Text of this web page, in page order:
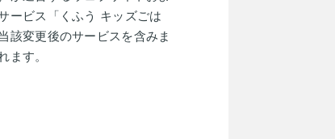
ービス「くふう キッズごは
該変更後のサービスを含みま
ます。